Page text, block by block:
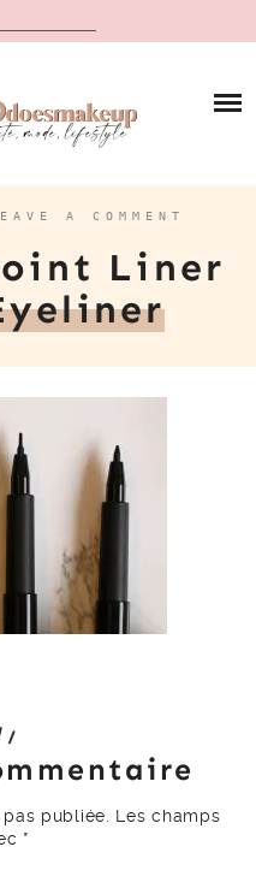
A COMMENT
Liner
publiée.
Les champs
*